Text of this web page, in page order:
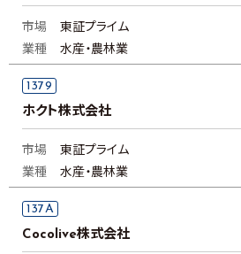
市場
東証プライム
業種
水産・農林業
1379
ホクト株式会社
市場
東証プライム
業種
水産・農林業
137A
Cocolive株式会社